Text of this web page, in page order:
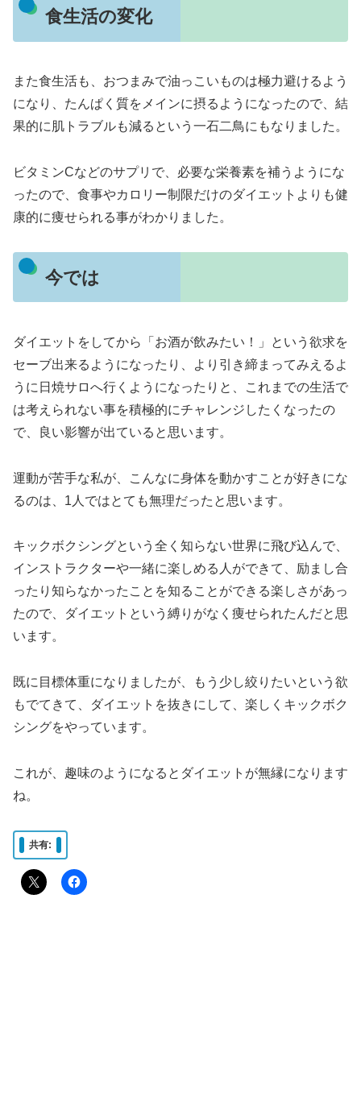
食生活の変化
また食生活も、おつまみで油っこいものは極力避けるよう
になり、たんぱく質をメインに摂るようになったので、結
果的に肌トラブルも減るという一石二鳥にもなりました。
ビタミンCなどのサプリで、必要な栄養素を補うようにな
ったので、食事やカロリー制限だけのダイエットよりも健
康的に痩せられる事がわかりました。
今では
ダイエットをしてから「お酒が飲みたい！」という欲求を
セーブ出来るようになったり、より引き締まってみえるよ
うに日焼サロへ行くようになったりと、これまでの生活で
は考えられない事を積極的にチャレンジしたくなったの
で、良い影響が出ていると思います。
運動が苦手な私が、こんなに身体を動かすことが好きにな
るのは、1人ではとても無理だったと思います。
キックボクシングという全く知らない世界に飛び込んで、
インストラクターや一緒に楽しめる人ができて、励まし合
ったり知らなかったことを知ることができる楽しさがあっ
たので、ダイエットという縛りがなく痩せられたんだと思
います。
既に目標体重になりましたが、もう少し絞りたいという欲
もでてきて、ダイエットを抜きにして、楽しくキックボク
シングをやっています。
これが、趣味のようになるとダイエットが無縁になります
ね。
共有: